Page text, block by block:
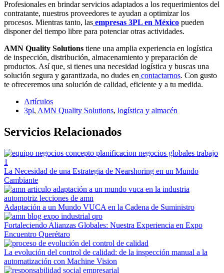
Profesionales en brindar servicios adaptados a los requerimientos del
contratante, nuestros proveedores te ayudan a optimizar los
procesos. Mientras tanto, las empresas 3PL en México pueden
disponer del tiempo libre para potenciar otras actividades.
AMN Quality Solutions tiene una amplia experiencia en logística
de inspección, distribución, almacenamiento y preparación de
productos. Así que, si tienes una necesidad logística y buscas una
solución segura y garantizada, no dudes en contactarnos. Con gusto
te ofreceremos una solución de calidad, eficiente y a tu medida.
Artículos
3pl, AMN Quality Solutions, logística y almacén
Servicios Relacionados
La Necesidad de una Estrategia de Nearshoring en un Mundo
Cambiante
Adaptación a un Mundo VUCA en la Cadena de Suministro
Fortaleciendo Alianzas Globales: Nuestra Experiencia en Expo
Encuentro Querétaro
La evolución del control de calidad: de la inspección manual a la
automatización con Machine Vision